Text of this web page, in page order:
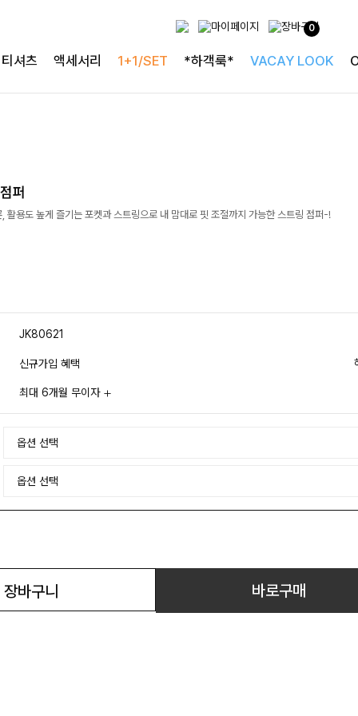
0
티셔츠 액세서리 1+1/SET *하객룩* VACAY LOOK
퍼
활용도 높게 즐기는 포켓과 스트링으로 내 맘대로 핏 조절까지 가능한 스트링 점퍼-!
JK80621
신규가입 혜택
최대 6개월 무이자
장바구니 바로구매